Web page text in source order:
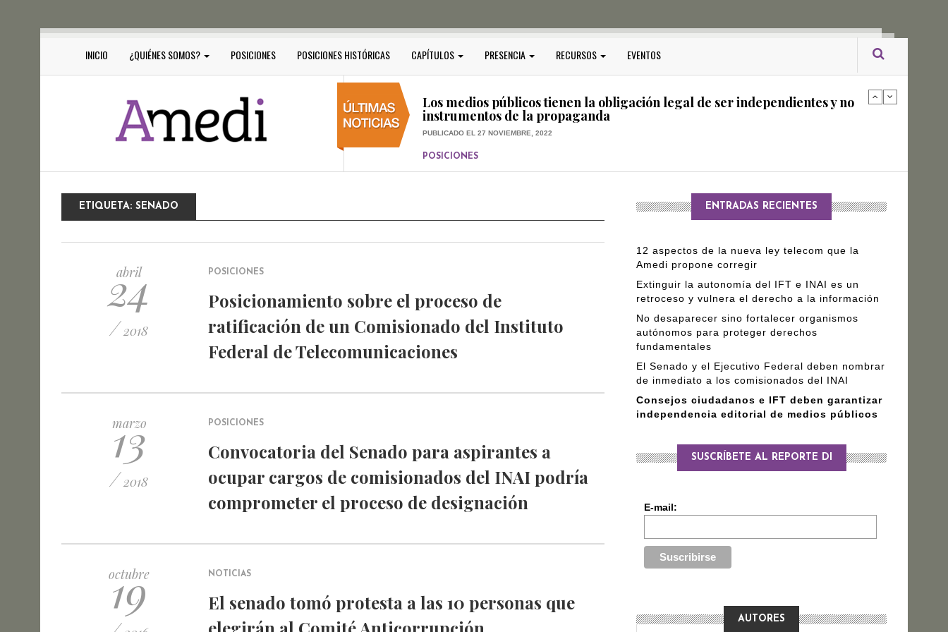
INICIO ¿QUIÉNES SOMOS? POSICIONES POSICIONES HISTÓRICAS CAPÍTULOS PRESENCIA RECURSOS EVENTOS
PUBLICADO EL 17 DICIEMBRE, 2022
Los medios públicos tienen la obligación legal de ser independientes y no
instrumentos de la propaganda
PUBLICADO EL 27 NOVIEMBRE, 2022
POSICIONES
Consejos ciudadanos e IFT deben garantizar independencia editorial de
ETIQUETA: SENADO
abril
24
/2018
POSICIONES
Posicionamiento sobre el proceso de
ratificación de un Comisionado del Instituto
Federal de Telecomunicaciones
marzo
13
/2018
POSICIONES
Convocatoria del Senado para aspirantes a
ocupar cargos de comisionados del INAI podría
comprometer el proceso de designación
octubre
19 NOTICIAS
El senado tomó protesta a las 10 personas que
ENTRADAS RECIENTES
12 aspectos de la nueva ley telecom que la
Amedi propone corregir
Extinguir la autonomía del IFT e INAI es un
retroceso y vulnera el derecho a la información
No desaparecer sino fortalecer organismos
autónomos para proteger derechos
fundamentales
El Senado y el Ejecutivo Federal deben nombrar
de inmediato a los comisionados del INAI
Consejos ciudadanos e IFT deben garantizar
independencia editorial de medios públicos
SUSCRÍBETE AL REPORTE DI
E-mail:
AUTORES